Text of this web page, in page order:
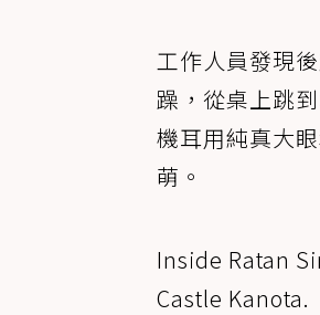
工作人員發現
躁，從桌上跳
機耳用純真大
萌。
Inside Ratan
Castle Kanota.